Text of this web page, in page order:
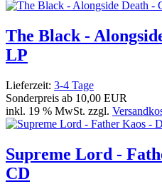
The Black -
LP
Lieferzeit: 3-4 Tage
Sonderpreis ab 10,00 EUR
inkl. 19 % MwSt. zzgl.
Supreme Lord -
CD